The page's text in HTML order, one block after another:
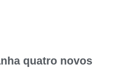
quatro novos